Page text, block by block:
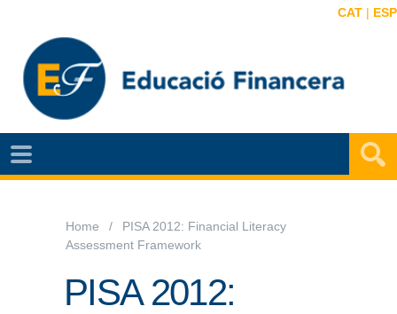
CAT | ESP
EF
Home
PISA 2012: Financial Literacy
Assessment Framework
PISA 2012: